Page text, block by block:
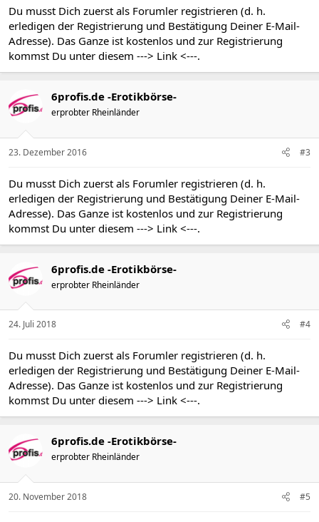
Du musst Dich zuerst als Forumler registrieren (d. h.
erledigen der Registrierung und Bestätigung Deiner E-Mail-
Adresse). Das Ganze ist kostenlos und zur Registrierung
kommst Du unter diesem ---> Link <---.
6profis.de -Erotikbörse-
erprobter Rheinländer
23. Dezember 2016 #3
Du musst Dich zuerst als Forumler registrieren (d. h.
erledigen der Registrierung und Bestätigung Deiner E-Mail-
Adresse). Das Ganze ist kostenlos und zur Registrierung
kommst Du unter diesem ---> Link <---.
6profis.de -Erotikbörse-
erprobter Rheinländer
24. Juli 2018 #4
Du musst Dich zuerst als Forumler registrieren (d. h.
erledigen der Registrierung und Bestätigung Deiner E-Mail-
Adresse). Das Ganze ist kostenlos und zur Registrierung
kommst Du unter diesem ---> Link <---.
6profis.de -Erotikbörse-
erprobter Rheinländer
20. November 2018 #5